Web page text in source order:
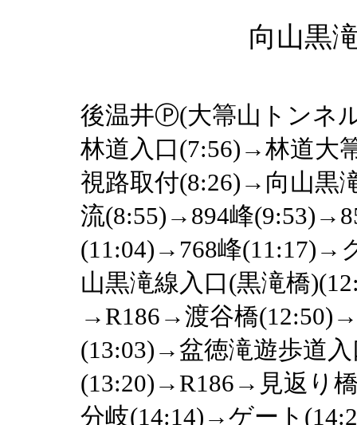
向山黒
後温井Ⓟ(大箒山トンネ
林道入口(7:56)→林道大
視路取付(8:26)→向山黒
流(8:55)→894峰
(11:04)→768峰(11:17)→
山黒滝線入口(黒滝橋
→R186→渡谷橋
(13:03)→盆徳滝遊歩道
(13:20)→R186→見返り
分岐(14:14)→ゲート